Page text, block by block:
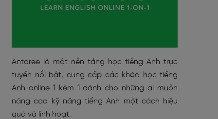
Antoree là một nền tảng học tiếng Anh trực
tuyến nổi bật, cung cấp các khóa học tiếng
Anh online 1 kèm 1 dành cho những ai muốn
nâng cao kỹ năng tiếng Anh một cách hiệu
quả và linh hoạt.